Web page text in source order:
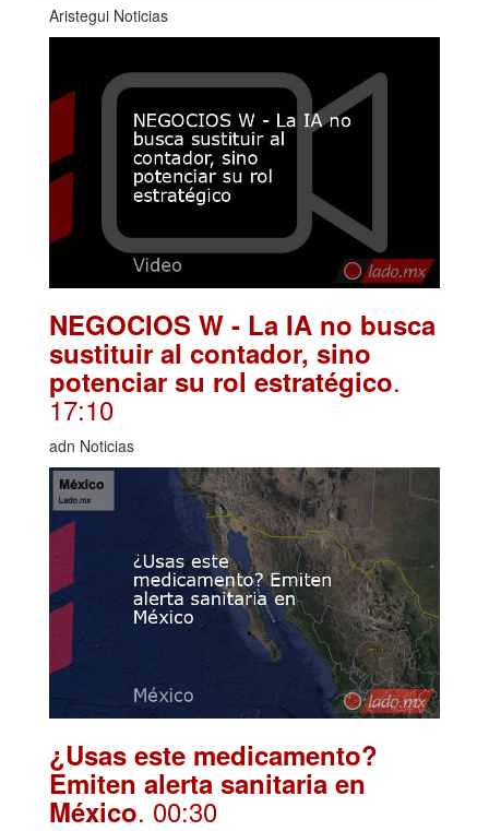
Aristegui Noticias
NEGOCIOS W - La IA no busca
sustituir al contador, sino
potenciar su rol estratégico.
17:10
adn Noticias
¿Usas este medicamento?
Emiten alerta sanitaria en
México. 00:30